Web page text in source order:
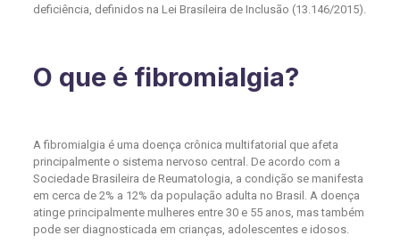
deficiência, definidos na Lei Brasileira de Inclusão (13.146/2015).
O que é fibromialgia?
A fibromialgia é uma doença crônica multifatorial que afeta
principalmente o sistema nervoso central. De acordo com a
Sociedade Brasileira de Reumatologia, a condição se manifesta
em cerca de 2% a 12% da população adulta no Brasil. A doença
atinge principalmente mulheres entre 30 e 55 anos, mas também
pode ser diagnosticada em crianças, adolescentes e idosos.